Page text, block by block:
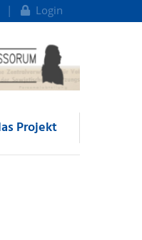
Login
Projekt